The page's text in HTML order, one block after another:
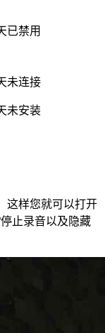
已禁用
未连接
未安装
这样您就可以打开
止录音以及隐藏